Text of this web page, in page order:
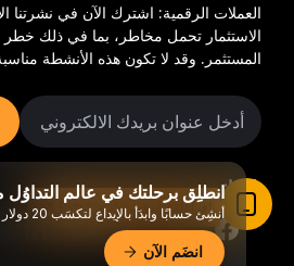
العملات الرقمية: اشترك الآن في نشرتنا
الاستثمار تحمل مخاطر، بما في ذلك خطر
المستثمر. وقد لا تكون هذه الأنشطة مناسبة
تابعنا:انطلِق برحلتك في عالم التداوُل مع 20 USDT
أنشِئ حسابًا وابدَأ بالإيداع لتكسَب 20 دولار الآن
انضَم الآن
اقرأ المقال في تطبيق Bybit